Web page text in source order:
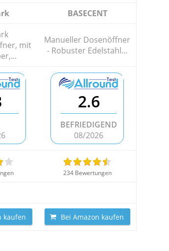
BASECENT
mit
Manueller Dosenöffner
- Robuster Edelstahl...
2.6
BEFRIEDIGEND
08/2026
234 Bewertungen
kaufen Bei Amazon kaufen